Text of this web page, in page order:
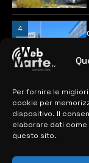
Per fornire le
cookie per
dispositivo. Il
elaborare dati come
questo sito.
4
MAPPA DEL
> NOTIZIE